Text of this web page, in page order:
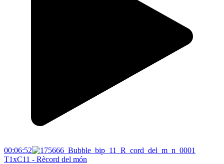
00:06:52
T1xC11 - Rècord del món